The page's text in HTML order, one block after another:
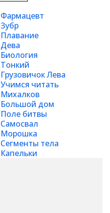
Фармацевт
Зубр
Плавание
Дева
Биология
Тонкий
Грузовичок Лева
Учимся читать
Михалков
Большой дом
Поле битвы
Самосвал
Морошка
Сегменты тела
Капельки